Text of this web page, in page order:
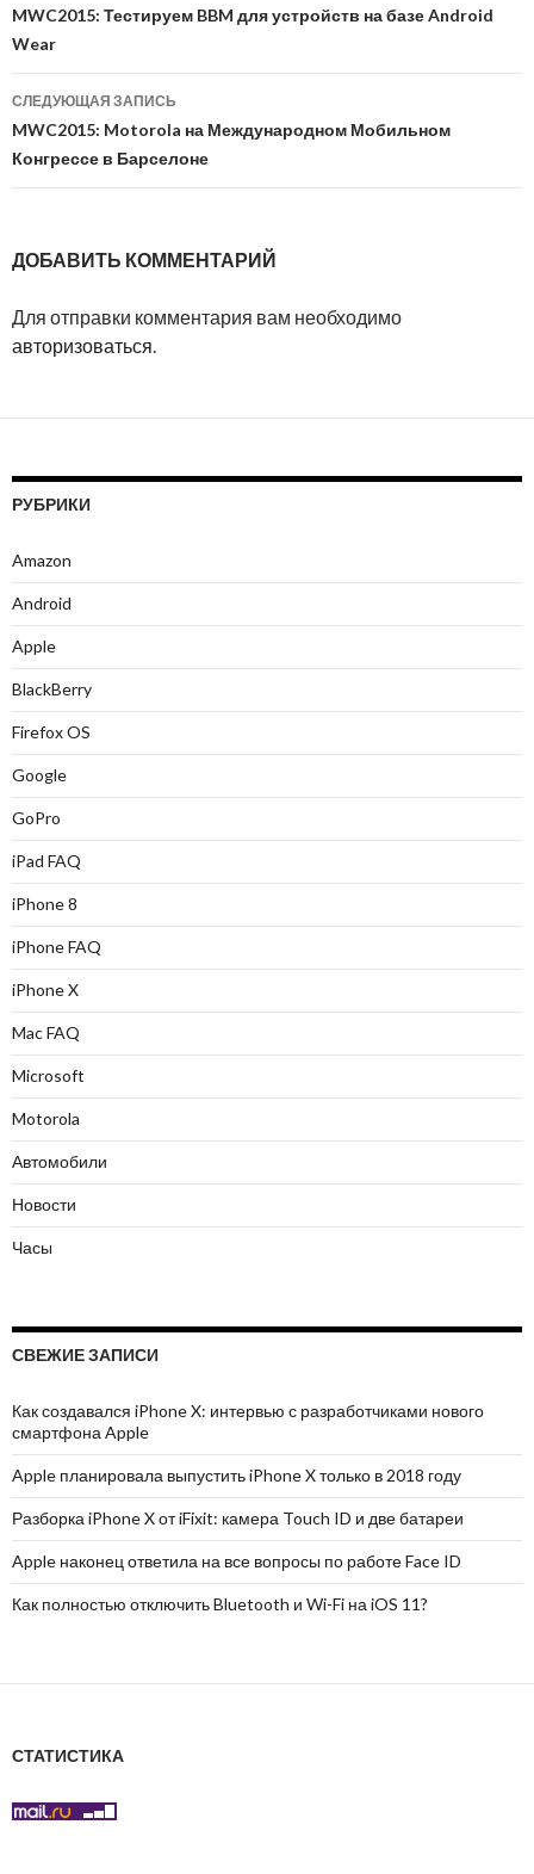
Навигация по записям
MWC2015: Тестируем BBM для устройств на базе Android
Wear
СЛЕДУЮЩАЯ ЗАПИСЬ
MWC2015: Motorola на Международном Мобильном
Конгрессе в Барселоне
ДОБАВИТЬ КОММЕНТАРИЙ
Для отправки комментария вам необходимо
авторизоваться.
РУБРИКИ
Amazon
Android
Apple
BlackBerry
Firefox OS
Google
GoPro
iPad FAQ
iPhone 8
iPhone FAQ
iPhone X
Mac FAQ
Microsoft
Motorola
Автомобили
Новости
Часы
СВЕЖИЕ ЗАПИСИ
Как создавался iPhone X: интервью с разработчиками нового
смартфона Apple
Apple планировала выпустить iPhone X только в 2018 году
Разборка iPhone X от iFixit: камера Touch ID и две батареи
Apple наконец ответила на все вопросы по работе Face ID
Как полностью отключить Bluetooth и Wi-Fi на iOS 11?
СТАТИСТИКА